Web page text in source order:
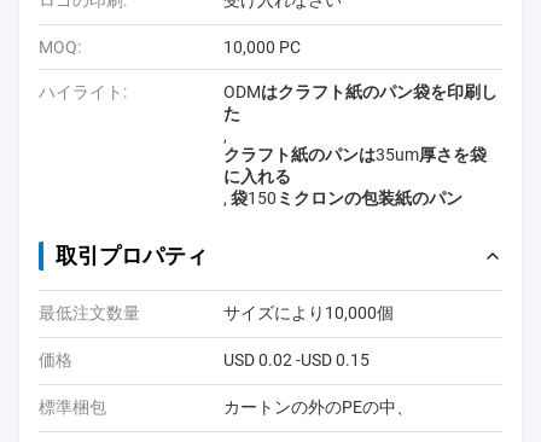
MOQ: 10,000 PC
ハイライト:
ODMはクラフト紙のパン袋を印刷し
た
,
クラフト紙のパンは35um厚さを袋
に入れる
, 袋150ミクロンの包装紙のパン
取引プロパティ
最低注文数量 サイズにより10,000個
価格 USD 0.02 -USD 0.15
標準梱包 カートンの外のPEの中、